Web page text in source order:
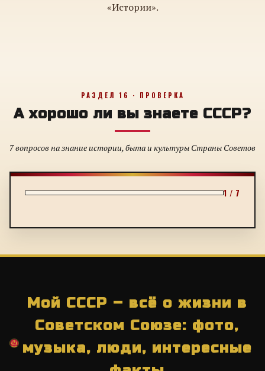
«Истории».
РАЗДЕЛ 16 · ПРОВЕРКА
А хорошо ли вы знаете СССР?
7 вопросов на знание истории, быта и культуры Страны Советов
1 / 7
Мой СССР – всё о жизни в
Советском Союзе: фото,
музыка, люди, интересные